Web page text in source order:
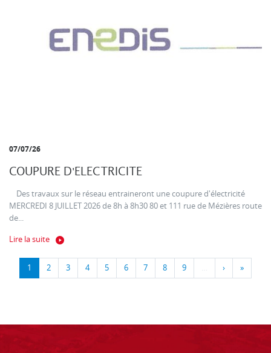
07/07/26
COUPURE D'ELECTRICITE
Des travaux sur le réseau entraineront une coupure d'électricité
MERCREDI 8 JUILLET 2026 de 8h à 8h30 80 et 111 rue de Mézières route
de...
Lire la suite
1 2 3 4 5 6 7 8 9 … › »